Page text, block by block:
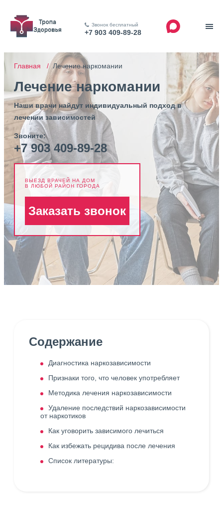
Звонок бесплатный
+7 903 409-89-28
Главная /Лечение наркомании
Лечение наркомании
Наши врачи найдут индивидуальный подход в
лечении зависимостей
Звоните:
+7 903 409-89-28
ВЫЕЗД ВРАЧЕЙ НА ДОМ
В ЛЮБОЙ РАЙОН ГОРОДА
Заказать звонок
Содержание
Диагностика наркозависимости
Признаки того, что человек употребляет
Методика лечения наркозависимости
Удаление последствий наркозависимости
от наркотиков
Как уговорить зависимого лечиться
Как избежать рецидива после лечения
Список литературы: